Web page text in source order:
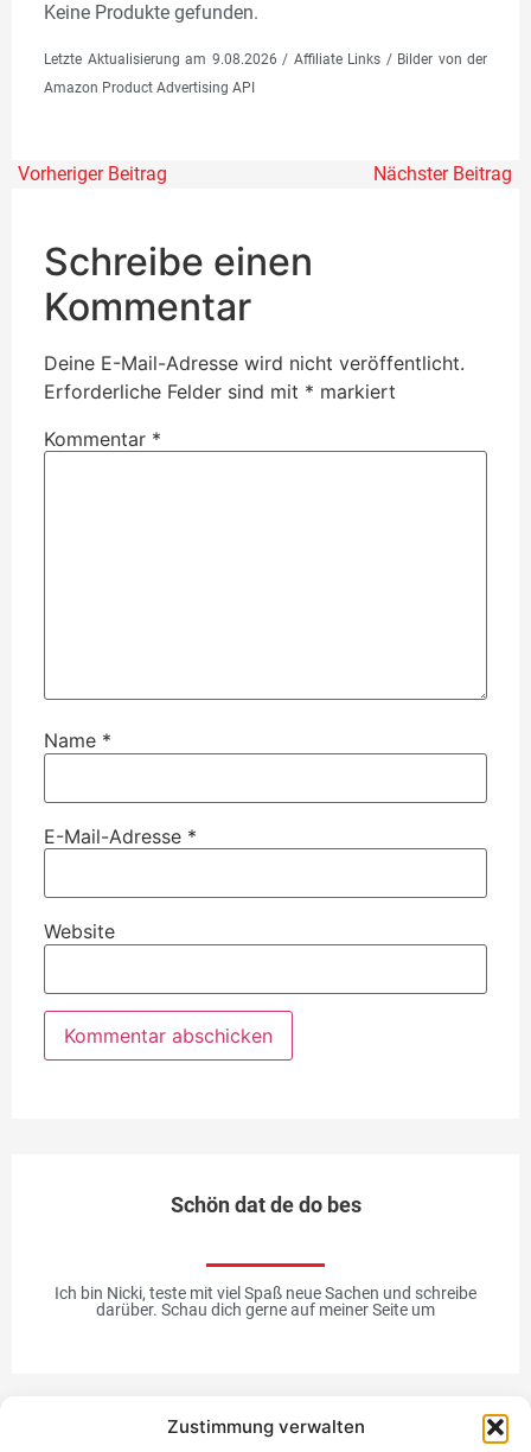
Zustimmung verwalten
Keine Produkte gefunden.
Letzte Aktualisierung am 9.08.2026 / Affiliate Links / Bilder von der
Amazon Product Advertising API
Vorheriger Beitrag Nächster Beitrag
Schreibe einen
Kommentar
Deine E-Mail-Adresse wird nicht veröffentlicht.
Erforderliche Felder sind mit * markiert
Kommentar *
Name *
E-Mail-Adresse *
Website
Schön dat de do bes
Ich bin Nicki, teste mit viel Spaß neue Sachen und schreibe
darüber. Schau dich gerne auf meiner Seite um